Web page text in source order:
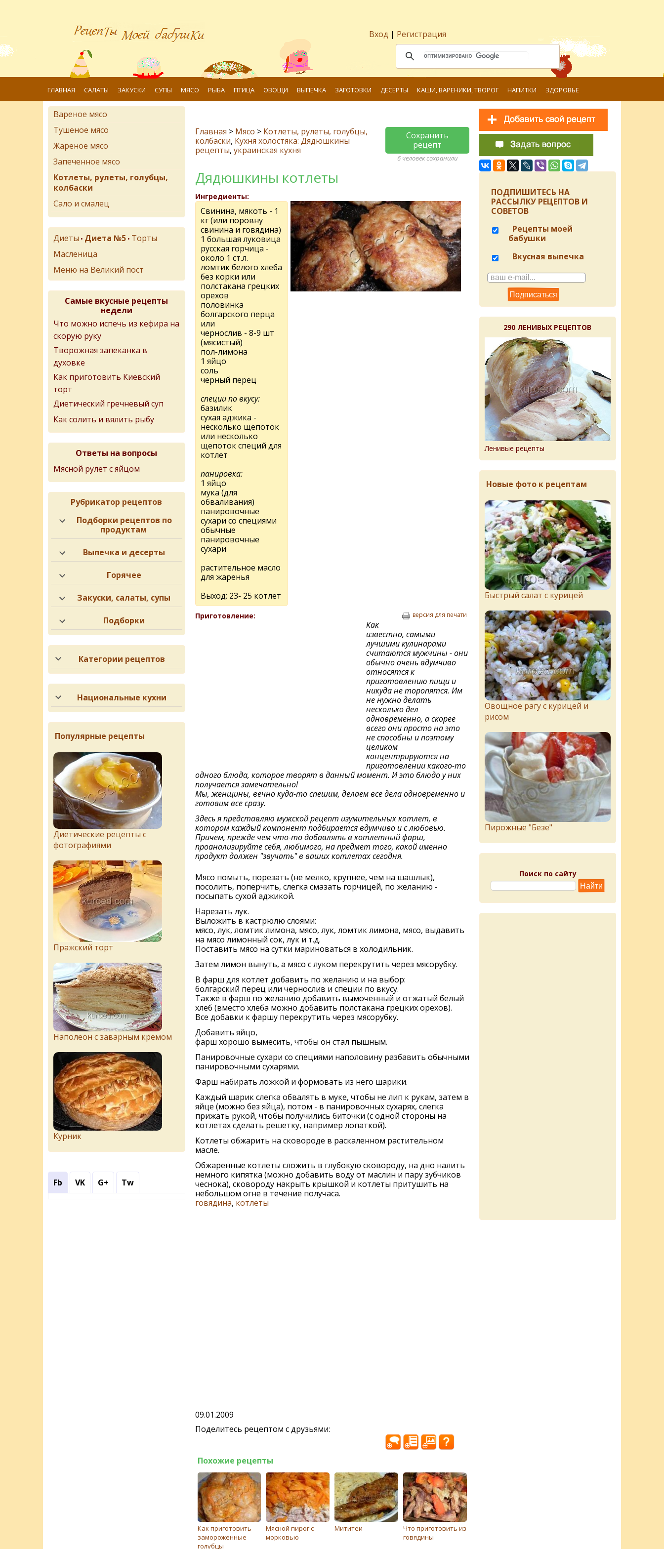
Вход | Регистрация
ГЛАВНАЯ САЛАТЫ ЗАКУСКИ СУПЫ МЯСО РЫБА ПТИЦА ОВОЩИ ВЫПЕЧКА ЗАГОТОВКИ ДЕСЕРТЫ КАШИ, ВАРЕНИКИ, ТВОРОГ НАПИТКИ ЗДОРОВЬЕ
Главная > Мясо > Котлеты, рулеты, голубцы,
колбаски, Кухня холостяка: Дядюшкины
рецепты, украинская кухня
Сохранить
рецепт
6 человек сохранили
Дядюшкины котлеты
Ингредиенты:
Свинина, мякоть - 1
кг (или поровну
свинина и говядина)
1 большая луковица
русская горчица -
около 1 ст.л.
ломтик белого хлеба
без корки или
полстакана грецких
орехов
половинка
болгарского перца
или
чернослив - 8-9 шт
(мясистый)
пол-лимона
1 яйцо
соль
черный перец
специи по вкусу:
базилик
сухая аджика -
несколько щепоток
или несколько
щепоток специй для
котлет
панировка:
1 яйцо
мука (для
обваливания)
панировочные
сухари со специями
обычные
панировочные
сухари
растительное масло
для жаренья
Выход: 23- 25 котлет
Приготовление: версия для печати
Как
известно, самыми
лучшими кулинарами
считаются мужчины - они
обычно очень вдумчиво
относятся к
приготовлению пищи и
никуда не торопятся. Им
не нужно делать
несколько дел
одновременно, а скорее
всего они просто на это
не способны и поэтому
целиком
концентрируются на
приготовлении какого-то
одного блюда, которое творят в данный момент. И это блюдо у них
получается замечательно!
Мы, женщины, вечно куда-то спешим, делаем все дела одновременно и
готовим все сразу.
Здесь я представляю мужской рецепт изумительных котлет, в
котором каждый компонент подбирается вдумчиво и с любовью.
Причем, прежде чем что-то добавлять в котлетный фарш,
проанализируйте себя, любимого, на предмет того, какой именно
продукт должен "звучать" в ваших котлетах сегодня.
Мясо помыть, порезать (не мелко, крупнее, чем на шашлык),
посолить, поперчить, слегка смазать горчицей, по желанию -
посыпать сухой аджикой.
Нарезать лук.
Выложить в кастрюлю слоями:
мясо, лук, ломтик лимона, мясо, лук, ломтик лимона, мясо, выдавить
на мясо лимонный сок, лук и т.д.
Поставить мясо на сутки мариноваться в холодильник.
Затем лимон вынуть, а мясо с луком перекрутить через мясорубку.
В фарш для котлет добавить по желанию и на выбор:
болгарский перец или чернослив и специи по вкусу.
Также в фарш по желанию добавить вымоченный и отжатый белый
хлеб (вместо хлеба можно добавить полстакана грецких орехов).
Все добавки к фаршу перекрутить через мясорубку.
Добавить яйцо,
фарш хорошо вымесить, чтобы он стал пышным.
Панировочные сухари со специями наполовину разбавить обычными
панировочными сухарями.
Фарш набирать ложкой и формовать из него шарики.
Каждый шарик слегка обвалять в муке, чтобы не лип к рукам, затем в
яйце (можно без яйца), потом - в панировочных сухарях, слегка
прижать рукой, чтобы получились биточки (с одной стороны на
котлетах сделать решетку, например лопаткой).
Котлеты обжарить на сковороде в раскаленном растительном
масле.
Обжаренные котлеты сложить в глубокую сковороду, на дно налить
немного кипятка (можно добавить воду от маслин и пару зубчиков
чеснока), сковороду накрыть крышкой и котлеты притушить на
небольшом огне в течение получаса.
говядина, котлеты
09.01.2009
Поделитесь рецептом с друзьями:
Похожие рецепты
Как приготовить
замороженные
голубцы
Мясной пирог с
морковью
Мититеи
Что приготовить из
говядины
Вареное мясо
Тушеное мясо
Жареное мясо
Запеченное мясо
Котлеты, рулеты, голубцы,
колбаски
Сало и смалец
Диеты • Диета №5 • Торты
Масленица
Меню на Великий пост
Самые вкусные рецепты
недели
Что можно испечь из кефира на
скорую руку
Творожная запеканка в
духовке
Как приготовить Киевский
торт
Диетический гречневый суп
Как солить и вялить рыбу
Ответы на вопросы
Мясной рулет с яйцом
Рубрикатор рецептов
Подборки рецептов по
продуктам
Выпечка и десерты
Горячее
Закуски, салаты, супы
Подборки
Категории рецептов
Национальные кухни
Популярные рецепты
Диетические рецепты с
фотографиями
Пражский торт
Наполеон с заварным кремом
Курник
Fb VK G+ Tw
ПОДПИШИТЕСЬ НА
РАССЫЛКУ РЕЦЕПТОВ И
СОВЕТОВ
Рецепты моей
бабушки
Вкусная выпечка
290 ЛЕНИВЫХ РЕЦЕПТОВ
Ленивые рецепты
Новые фото к рецептам
Быстрый салат с курицей
Овощное рагу с курицей и
рисом
Пирожныe "Бeзe"
Поиск по сайту